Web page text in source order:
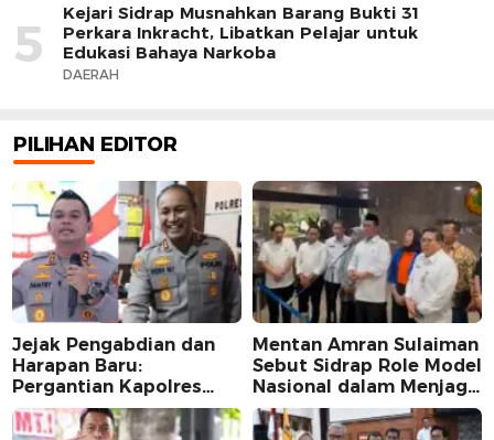
5
Kejari Sidrap Musnahkan Barang Bukti 31
Perkara Inkracht, Libatkan Pelajar untuk
Edukasi Bahaya Narkoba
DAERAH
PILIHAN EDITOR
Jejak Pengabdian dan
Harapan Baru:
Pergantian Kapolres
Sidrap dalam Perspektif
Karier Dua Perwira
Mentan Amran Sulaiman
Sebut Sidrap Role Model
Nasional dalam Menjaga
Stabilitas Harga Telur